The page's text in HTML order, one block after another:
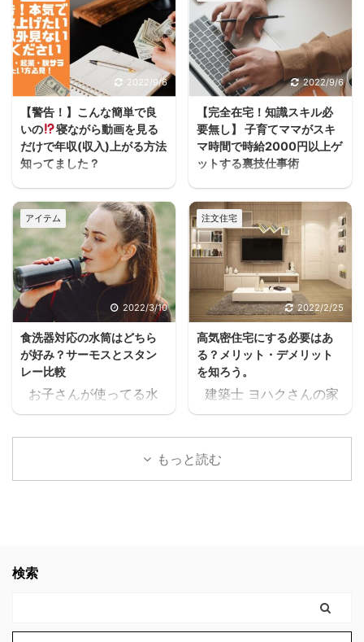
2022/9/6
【警告！】こんな簡単で良
いの
寝ながら動画を見る
だけで年収(収入)上がる方法
知ってました？
うわぁぁーーースキマ
ヨハクどした！ まじかー
ーーー！！スキマ ヨハク
何が！ 早く見とけば良か
ったーーー！スキマ ヨハ
クうるさいなぁ。何の
話？ 本当に無料で大丈夫
か、何回も確認したけ
ど、間違いなく無料だっ
たスキマ 11時間以上の無
料セミナーが見れた上
に、どんどん、追加でセ
ミナーが見れるんだけど
スキマ このセミナー、学
生の頃に見たかったなぁ
これ見てたら、恐らく人
なかったと思う。 もっと
2022/9/6
【完全在宅！知識スキル必
要無し】 子育てママがスキ
マ時間で時給2000円以上ゲ
ットする裏技仕事術
ヨハク子育てしながら働
きたいけどフルタイムは
厳しいし、でもお金は必
要だって人が家を建てる
方には多いと思うんだよ
ね。 住宅ローンが始ま
ると支出が増えるし、老
後の為にも共働きの家庭
が増えるよね・・・スキ
マ ヨハク普通はパート
に出たりして時給1,000
円前後の仕事を1日6時間
位頑張って働いて、何と
か月10万位は稼げるかも
しれないけど 肉体的・精
神的に疲労して夫婦喧嘩
アイテム
2022/3/10
食洗器対応の水筒はどちら
が好み？サーモスとスタン
レー比較
お子さんが使ってる水
筒や、ご家族が使ってる
水筒。 ヨハク食洗器で
洗うにつれて外側が剥が
ヨハク我が家の水筒も、
ボロになってきたので、
注文住宅
2022/2/25
高気密住宅にする必要はあ
る？メリット・デメリット
を知ろう。
建築士 ヨハクさんの家
は 高気密住宅ですよ！
と言われたのですが ヨ
ハク高気密住宅って
社から 間取りの無料プラ
ンをゲットするなら コチ
もっと読む
検索